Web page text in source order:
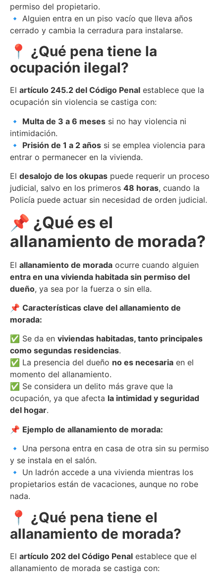
permiso del propietario.
🔹 Alguien entra en un piso vacío que lleva años
cerrado y cambia la cerradura para instalarse.
📍 ¿Qué pena tiene la
ocupación ilegal?
El artículo 245.2 del Código Penal establece que la
ocupación sin violencia se castiga con:
🔹 Multa de 3 a 6 meses si no hay violencia ni
intimidación.
🔹 Prisión de 1 a 2 años si se emplea violencia para
entrar o permanecer en la vivienda.
El desalojo de los okupas puede requerir un proceso
judicial, salvo en los primeros 48 horas, cuando la
Policía puede actuar sin necesidad de orden judicial.
📌 ¿Qué es el
allanamiento de morada?
El allanamiento de morada ocurre cuando alguien
entra en una vivienda habitada sin permiso del
dueño, ya sea por la fuerza o sin ella.
📌 Características clave del allanamiento de
morada:
✅ Se da en viviendas habitadas, tanto principales
como segundas residencias.
✅ La presencia del dueño no es necesaria en el
momento del allanamiento.
✅ Se considera un delito más grave que la
ocupación, ya que afecta la intimidad y seguridad
del hogar.
📌 Ejemplo de allanamiento de morada:
🔹 Una persona entra en casa de otra sin su permiso
y se instala en el salón.
🔹 Un ladrón accede a una vivienda mientras los
propietarios están de vacaciones, aunque no robe
nada.
📍 ¿Qué pena tiene el
allanamiento de morada?
El artículo 202 del Código Penal establece que el
allanamiento de morada se castiga con: